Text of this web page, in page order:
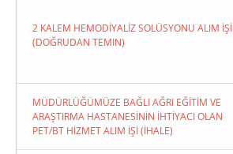
2 KALEM HEMODİYALİZ SOLÜSYONU ALIM İŞİ
(DOĞRUDAN TEMIN)
MÜDÜRLÜĞÜMÜZE BAĞLI AĞRI EĞİTİM VE
ARAŞTIRMA HASTANESİNİN İHTİYACI OLAN
PET/BT HİZMET ALIM İŞİ (İHALE)